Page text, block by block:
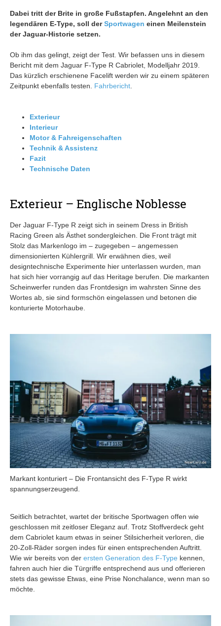
Dabei tritt der Brite in große Fußstapfen. Angelehnt an den
legendären E-Type, soll derSportwagen einen Meilenstein
der Jaguar-Historie setzen.
Ob ihm das gelingt, zeigt der Test. Wir befassen uns in diesem
Bericht mit dem Jaguar F-Type R Cabriolet, Modelljahr 2019.
Das kürzlich erschienene Facelift werden wir zu einem späteren
Zeitpunkt ebenfalls testen. Fahrbericht
Exterieur
Interieur
Motor & Fahreigenschaften
Technik & Assistenz
Fazit
Technische Daten
Exterieur – Englische Noblesse
Der Jaguar F-Type R zeigt sich in seinem Dress in British
Racing Green als Ästhet sondergleichen. Die Front trägt mit
Stolz das Markenlogo im – zugegeben – angemessen
dimensionierten Kühlergrill. Wir erwähnen dies, weil
designtechnische Experimente hier unterlassen wurden, man
hat sich hier vorrangig auf das Heritage berufen. Die markanten
Scheinwerfer runden das Frontdesign im wahrsten Sinne des
Wortes ab, sie sind formschön eingelassen und betonen die
konturierte Motorhaube.
Markant konturiert – Die Frontansicht des F-Type R wirkt
spannungserzeugend.
Seitlich betrachtet, wartet der britische Sportwagen offen wie
geschlossen mit zeitloser Eleganz auf. Trotz Stoffverdeck geht
dem Cabriolet kaum etwas in seiner Stilsicherheit verloren, die
20-Zoll-Räder sorgen indes für einen entsprechenden Auftritt.
Wie wir bereits von der ersten Generation des F-Type kennen,
fahren auch hier die Türgriffe entsprechend aus und offerieren
stets das gewisse Etwas, eine Prise Nonchalance, wenn man so
möchte.